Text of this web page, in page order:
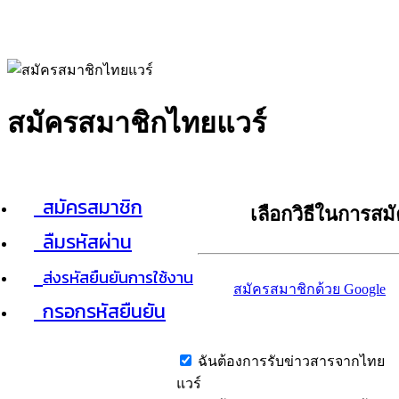
สมัครสมาชิกไทยแวร์
สมัครสมาชิก
ลืมรหัสผ่าน
ส่งรหัสยืนยันการใช้งาน
กรอกรหัสยืนยัน
เลือกวิธีในการส
สมัครสมาชิกด้วย Google
ฉันต้องการรับข่าวสารจากไทย
แวร์